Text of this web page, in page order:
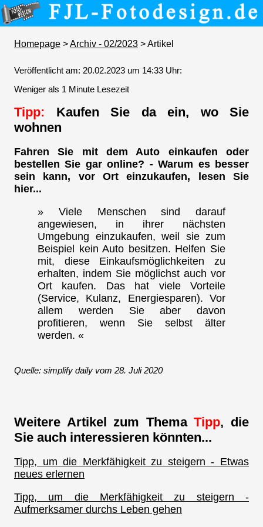
Homepage >Archiv - 02/2023 > Artikel
Veröffentlicht am: 20.02.2023 um 14:33 Uhr:
Weniger als 1 Minute Lesezeit
Tipp: Kaufen Sie da ein, wo Sie
wohnen
Fahren Sie mit dem Auto einkaufen oder
bestellen Sie gar online? - Warum es besser
sein kann, vor Ort einzukaufen, lesen Sie
hier...
» Viele Menschen sind darauf
angewiesen, in ihrer nächsten
Umgebung einzukaufen, weil sie zum
Beispiel kein Auto besitzen. Helfen Sie
mit, diese Einkaufsmöglichkeiten zu
erhalten, indem Sie möglichst auch vor
Ort kaufen. Das hat viele Vorteile
(Service, Kulanz, Energiesparen). Vor
allem werden Sie aber davon
profitieren, wenn Sie selbst älter
werden. «
Quelle: simplify daily vom 28. Juli 2020
Weitere Artikel zum ThemaTipp, die
Sie auch interessieren könnten...
Tipp, um die Merkfähigkeit zu steigern - Etwas
neues erlernen
Tipp, um die Merkfähigkeit zu steigern -
Aufmerksamer durchs Leben gehen